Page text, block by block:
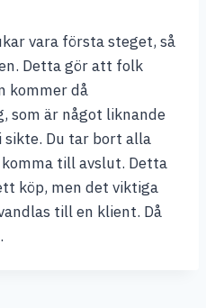
vara första steget, så
Detta gör att folk
kommer då
som är något liknande
Du tar bort alla
till avslut. Detta
köp, men det viktiga
till en klient. Då